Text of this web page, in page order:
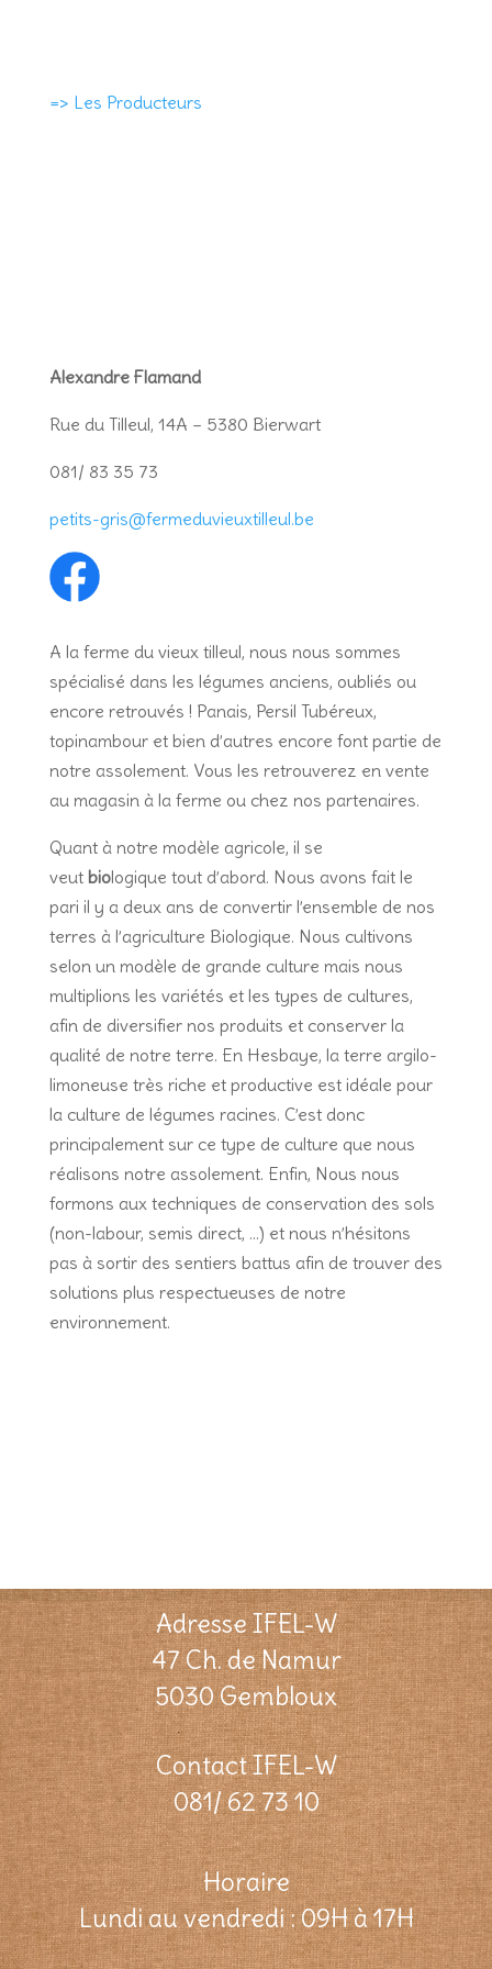
=> Les Producteurs
Alexandre Flamand
Rue du Tilleul, 14A – 5380 Bierwart
081/ 83 35 73
petits-gris@fermeduvieuxtilleul.be
A la ferme du vieux tilleul, nous nous sommes
spécialisé dans les légumes anciens, oubliés ou
encore retrouvés ! Panais, Persil Tubéreux,
topinambour et bien d’autres encore font partie de
notre assolement. Vous les retrouverez en vente
au magasin à la ferme ou chez nos partenaires.
Quant à notre modèle agricole, il se
veut biologique tout d’abord. Nous avons fait le
pari il y a deux ans de convertir l’ensemble de nos
terres à l’agriculture Biologique. Nous cultivons
selon un modèle de grande culture mais nous
multiplions les variétés et les types de cultures,
afin de diversifier nos produits et conserver la
qualité de notre terre. En Hesbaye, la terre argilo-
limoneuse très riche et productive est idéale pour
la culture de légumes racines. C’est donc
principalement sur ce type de culture que nous
réalisons notre assolement. Enfin, Nous nous
formons aux techniques de conservation des sols
(non-labour, semis direct, …) et nous n’hésitons
pas à sortir des sentiers battus afin de trouver des
solutions plus respectueuses de notre
environnement.
Adresse IFEL-W
47 Ch. de Namur
5030 Gembloux
Contact IFEL-W
081/ 62 73 10
Horaire
Lundi au vendredi : 09H à 17H